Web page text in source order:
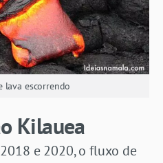
lava escorrendo
Kilauea
e 2020, o fluxo de